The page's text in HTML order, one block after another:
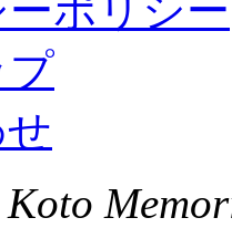
ポリシー
プ